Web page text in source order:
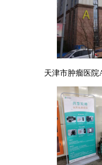
天津市肿瘤医院